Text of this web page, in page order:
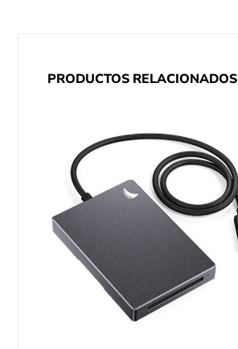
PRODUCTOS RELACIONADOS